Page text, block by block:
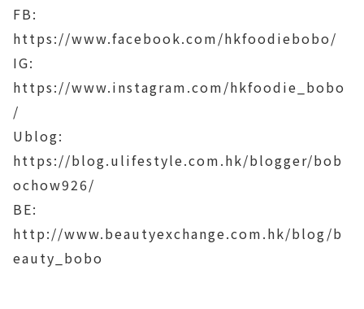
FB:
https://www.facebook.com/hkfoodiebobo/
IG:
https://www.instagram.com/hkfoodie_bobo
/
Ublog:
https://blog.ulifestyle.com.hk/blogger/bob
ochow926/
BE:
http://www.beautyexchange.com.hk/blog/b
eauty_bobo